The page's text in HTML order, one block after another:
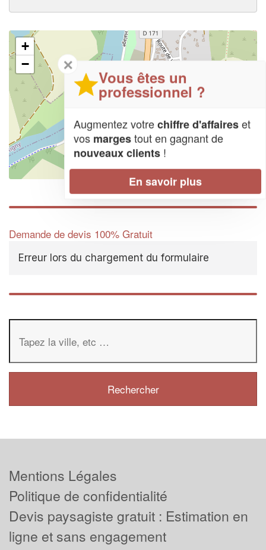
+
−
Demande de devis 100% Gratuit
Erreur lors du chargement du formulaire
✕
Vous êtes un
professionnel ?
Augmentez votrechiffre d'affaireset
vos margestout en gagnant de
nouveaux clients !
En savoir plus
Mentions Légales
Politique de confidentialité
Devis paysagiste gratuit : Estimation en
ligne et sans engagement